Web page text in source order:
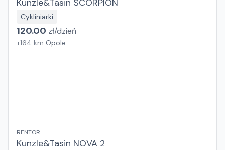
Kunzle&Tasin SCORPION
Cykliniarki
120.00 zł/dzień
+164 km Opole
RENTOR
Kunzle&Tasin NOVA 2